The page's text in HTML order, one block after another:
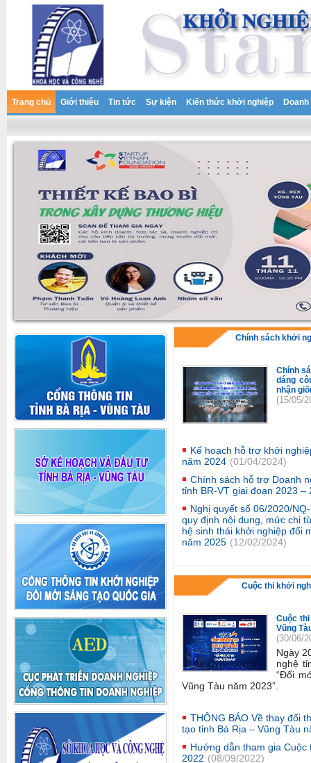
Trang chủ Giới thiệu Tin tức Sự kiện Kiến thức khởi nghiệp
Chính sách khởi
Chính
dáng
nhận
(15/05/
Kế hoạch hỗ trợ khởi
năm 2024 (01/04/2024)
Chính sách hỗ trợ Doanh
tỉnh BR-VT giai đoạn 2023 –
Nghị quyết số 06/2020/
quy định nội dung, mức chi
hệ sinh thái khởi nghiệp đổi
năm 2025 (12/02/2024)
Cuộc thi khởi
Cuộc
Vũng
(30/06/
Ngày
nghệ
“Đổi
Vũng Tàu năm 2023”
THÔNG BÁO Về thay đổi
tạo tỉnh Bà Rịa – Vũng Tàu
Hướng dẫn tham gia
2022 (08/09/2022)